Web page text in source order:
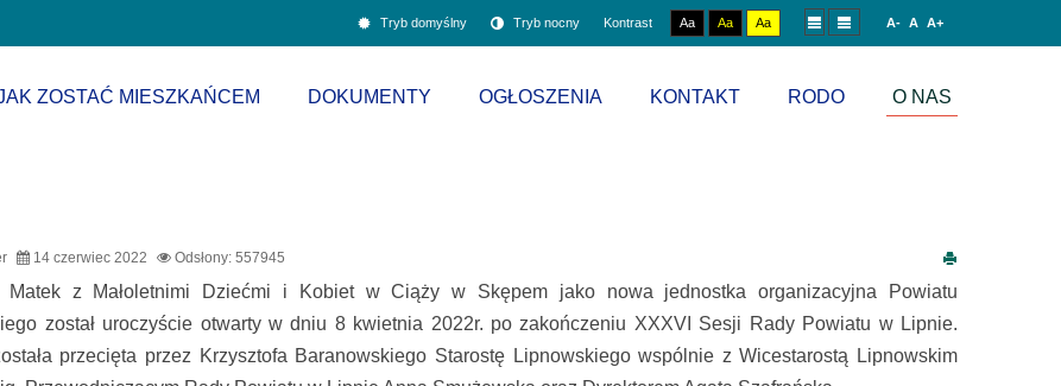
Tryb domyślny Tryb nocny Kontrast Aa Aa Aa A- A A+
ZOSTAĆ MIESZKAŃCEM DOKUMENTY OGŁOSZENIA KONTAKT RODO O NAS
SKĘPEM
14 czerwiec 2022 Odsłony: 557945
Matek z Małoletnimi Dziećmi i Kobiet w Ciąży w Skępem jako nowa jednostka organizacyjna Powiatu
został uroczyście otwarty w dniu 8 kwietnia 2022r. po zakończeniu XXXVI Sesji Rady Powiatu w Lipnie.
przecięta przez Krzysztofa Baranowskiego Starostę Lipnowskiego wspólnie z Wicestarostą Lipnowskim